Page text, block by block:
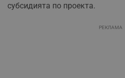
субсидията по проекта.
РЕКЛАМА